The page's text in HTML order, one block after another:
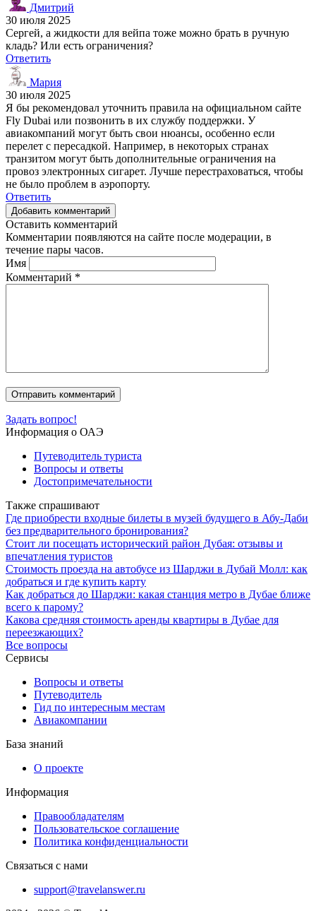
Дмитрий
30 июля 2025
Сергей, а жидкости для вейпа тоже можно брать в ручную
кладь? Или есть ограничения?
Ответить
Мария
30 июля 2025
Я бы рекомендовал уточнить правила на официальном сайте
Fly Dubai или позвонить в их службу поддержки. У
авиакомпаний могут быть свои нюансы, особенно если
перелет с пересадкой. Например, в некоторых странах
транзитом могут быть дополнительные ограничения на
провоз электронных сигарет. Лучше перестраховаться, чтобы
не было проблем в аэропорту.
Ответить
Добавить комментарий
Оставить комментарий
Комментарии появляются на сайте после модерации, в
течение пары часов.
Имя
Комментарий *
Задать вопрос!
Информация о ОАЭ
Путеводитель туриста
Вопросы и ответы
Достопримечательности
Также спрашивают
Где приобрести входные билеты в музей будущего в Абу-Даби
без предварительного бронирования?
Стоит ли посещать исторический район Дубая: отзывы и
впечатления туристов
Стоимость проезда на автобусе из Шарджи в Дубай Молл: как
добраться и где купить карту
Как добраться до Шарджи: какая станция метро в Дубае ближе
всего к парому?
Какова средняя стоимость аренды квартиры в Дубае для
переезжающих?
Все вопросы
Сервисы
Вопросы и ответы
Путеводитель
Гид по интересным местам
Авиакомпании
База знаний
О проекте
Информация
Правообладателям
Пользовательское соглашение
Политика конфиденциальности
Связаться с нами
support@travelanswer.ru